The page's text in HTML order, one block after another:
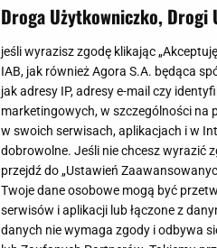
Droga Użytkowniczko, Drogi
jeśli wyrazisz zgodę klikając
IAB, jak również Agora S.A. będąca
jak adresy IP, adresy e-mail czy
marketingowych, w szczególności na
w swoich serwisach, aplikacjach i w
dobrowolne. Jeśli nie chcesz wyrazić
przejdź do „Ustawień
Twoje dane osobowe mogą być
serwisów i aplikacji lub łączone z
danych nie wymaga zgody i odbywa